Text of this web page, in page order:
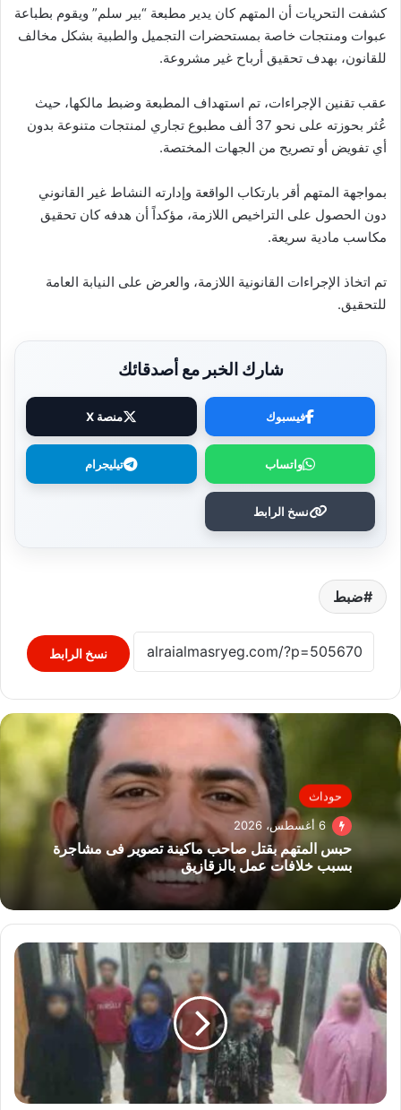
كشفت التحريات أن المتهم كان يدير مطبعة “بير سلم” ويقوم بطباعة
عبوات ومنتجات خاصة بمستحضرات التجميل والطبية بشكل مخالف
للقانون، بهدف تحقيق أرباح غير مشروعة.
عقب تقنين الإجراءات، تم استهداف المطبعة وضبط مالكها، حيث
عُثر بحوزته على نحو 37 ألف مطبوع تجاري لمنتجات متنوعة بدون
أي تفويض أو تصريح من الجهات المختصة.
بمواجهة المتهم أقر بارتكاب الواقعة وإدارته النشاط غير القانوني
دون الحصول على التراخيص اللازمة، مؤكداً أن هدفه كان تحقيق
مكاسب مادية سريعة.
تم اتخاذ الإجراءات القانونية اللازمة، والعرض على النيابة العامة
للتحقيق.
شارك الخبر مع أصدقائك
فيسبوك منصة X
واتساب تيليجرام
نسخ الرابط
ضبط
نسخ الرابط
حوداث
6 أغسطس، 2026
حبس المتهم بقتل صاحب ماكينة تصوير فى مشاجرة
بسبب خلافات عمل بالزقازيق
ضبط
10
متهمين
استغلوا
11
التسول
بالقاهرة